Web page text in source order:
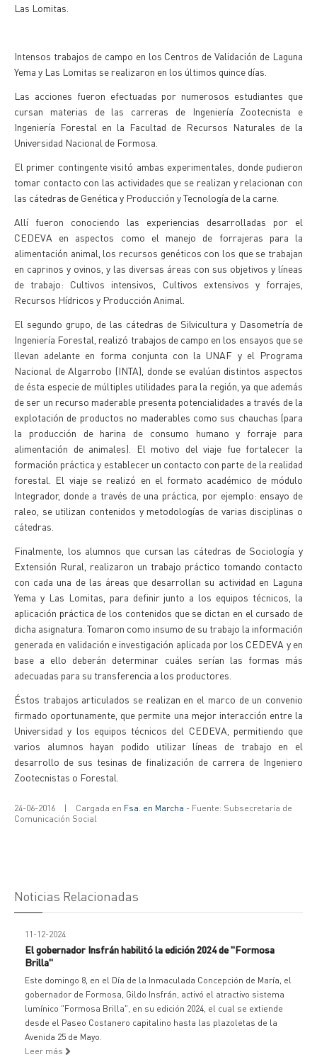
Las Lomitas.
Intensos trabajos de campo en los Centros de Validación de Laguna
Yema y Las Lomitas se realizaron en los últimos quince días.
Las acciones fueron efectuadas por numerosos estudiantes que
cursan materias de las carreras de Ingeniería Zootecnista e
Ingeniería Forestal en la Facultad de Recursos Naturales de la
Universidad Nacional de Formosa.
El primer contingente visitó ambas experimentales, donde pudieron
tomar contacto con las actividades que se realizan y relacionan con
las cátedras de Genética y Producción y Tecnología de la carne.
Allí fueron conociendo las experiencias desarrolladas por el
CEDEVA en aspectos como el manejo de forrajeras para la
alimentación animal, los recursos genéticos con los que se trabajan
en caprinos y ovinos, y las diversas áreas con sus objetivos y líneas
de trabajo: Cultivos intensivos, Cultivos extensivos y forrajes,
Recursos Hídricos y Producción Animal.
El segundo grupo, de las cátedras de Silvicultura y Dasometría de
Ingeniería Forestal, realizó trabajos de campo en los ensayos que se
llevan adelante en forma conjunta con la UNAF y el Programa
Nacional de Algarrobo (INTA), donde se evalúan distintos aspectos
de ésta especie de múltiples utilidades para la región, ya que además
de ser un recurso maderable presenta potencialidades a través de la
explotación de productos no maderables como sus chauchas (para
la producción de harina de consumo humano y forraje para
alimentación de animales). El motivo del viaje fue fortalecer la
formación práctica y establecer un contacto con parte de la realidad
forestal. El viaje se realizó en el formato académico de módulo
Integrador, donde a través de una práctica, por ejemplo: ensayo de
raleo, se utilizan contenidos y metodologías de varias disciplinas o
cátedras.
Finalmente, los alumnos que cursan las cátedras de Sociología y
Extensión Rural, realizaron un trabajo práctico tomando contacto
con cada una de las áreas que desarrollan su actividad en Laguna
Yema y Las Lomitas, para definir junto a los equipos técnicos, la
aplicación práctica de los contenidos que se dictan en el cursado de
dicha asignatura. Tomaron como insumo de su trabajo la información
generada en validación e investigación aplicada por los CEDEVA y en
base a ello deberán determinar cuáles serían las formas más
adecuadas para su transferencia a los productores.
Éstos trabajos articulados se realizan en el marco de un convenio
firmado oportunamente, que permite una mejor interacción entre la
Universidad y los equipos técnicos del CEDEVA, permitiendo que
varios alumnos hayan podido utilizar líneas de trabajo en el
desarrollo de sus tesinas de finalización de carrera de Ingeniero
Zootecnistas o Forestal.
24-06-2016 | Cargada en Fsa. en Marcha - Fuente: Subsecretaría de
Comunicación Social
Noticias Relacionadas
11-12-2024
El gobernador Insfrán habilitó la edición 2024 de "Formosa
Brilla"
Este domingo 8, en el Día de la Inmaculada Concepción de María, el
gobernador de Formosa, Gildo Insfrán, activó el atractivo sistema
lumínico "Formosa Brilla", en su edición 2024, el cual se extiende
desde el Paseo Costanero capitalino hasta las plazoletas de la
Avenida 25 de Mayo.
Leer más